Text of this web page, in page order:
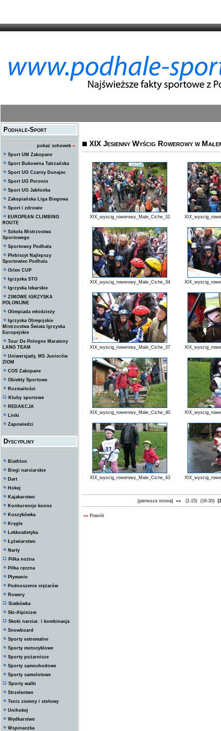
Podhale-Sport
pokaż schowek »
Sport UM Zakopane
Sport Bukowina Tatrzańska
Sport UG Czarny Dunajec
Sport UG Poronin
Sport UG Jabłonka
Zakopiańska Liga Biegowa
Sport i zdrowie
EUROPEAN CLIMBING
ROUTE
Szkoła Mistrzostwa
Sportowego
Sportowcy Podhala
Plebiscyt Najlepszy
Sportowiec Podhala
Orlen CUP
Igrzyska STO
Igrzyska lekarskie
ZIMOWE IGRZYSKA
POLONIJNE
Olimpiada młodzieży
Igrzyska Olimpijskie
Mistrzostwa Świata Igrzyska
Europejskie
Tour De Pologne Maratony
LANG TEAM
Uniwersjady, MS Juniorów
ZIOM
COS Zakopane
Obiekty Sportowe
Rozmaitości
Kluby sportowe
REDAKCJA
Linki
Zapowiedzi
Dyscypliny
Biathlon
Biegi narciarskie
Dart
Hokej
Kajakarstwo
Konkurencje konne
Koszykówka
Kręgle
Lekkoatletyka
Łyżwiarstwo
Narty
Piłka nożna
Piłka ręczna
Pływanie
Podnoszenie ciężarów
Rowery
Siatkówka
Ski-Alpinizm
Skoki narciar. i kombinacja
Snowboard
Sporty extremalne
Sporty motocyklowe
Sporty pożarnicze
Sporty samochodowe
Sporty samolotowe
Sporty walki
Strzelectwo
Tenis ziemny i stołowy
Unihokej
Wędkarstwo
Wspinaczka
XIX Jesienny Wyścig Rowerowy w
XIX_wyscig_rowerowy_Male_Ciche_31
XIX_wyscig_rowerowy_Male_Ciche_34
XIX_wyscig_rowerowy_Male_Ciche_37
XIX_wyscig_rowerowy_Male_Ciche_40
XIX_wyscig_rowerowy_Male_Ciche_43
[pierwsza strona] «« (1-15) (16-30)
«« Powrót